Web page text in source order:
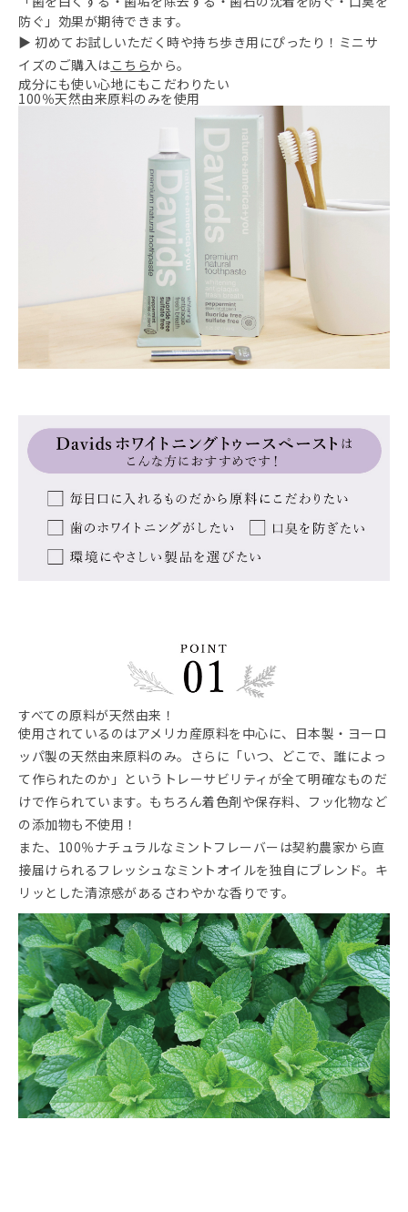
防ぐ」効果が期待できます。
▶ 初めてお試しいただく時や持ち歩き用にぴったり！ミニサ
イズのご購入はこちらから。
成分にも使い心地にもこだわりたい
100％天然由来原料のみを使用
すべての原料が天然由来！
使用されているのはアメリカ産原料を中心に、日本製・ヨーロ
ッパ製の天然由来原料のみ。さらに「いつ、どこで、誰によっ
て作られたのか」というトレーサビリティが全て明確なものだ
けで作られています。もちろん着色剤や保存料、フッ化物など
の添加物も不使用！
また、100％ナチュラルなミントフレーバーは契約農家から直
接届けられるフレッシュなミントオイルを独自にブレンド。キ
リッとした清涼感があるさわやかな香りです。